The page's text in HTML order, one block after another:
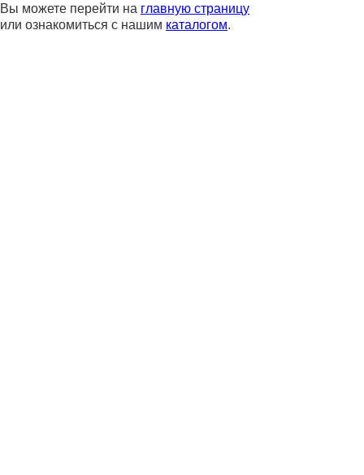
Вы можете перейти на главную страницу
или ознакомиться с нашим каталогом.